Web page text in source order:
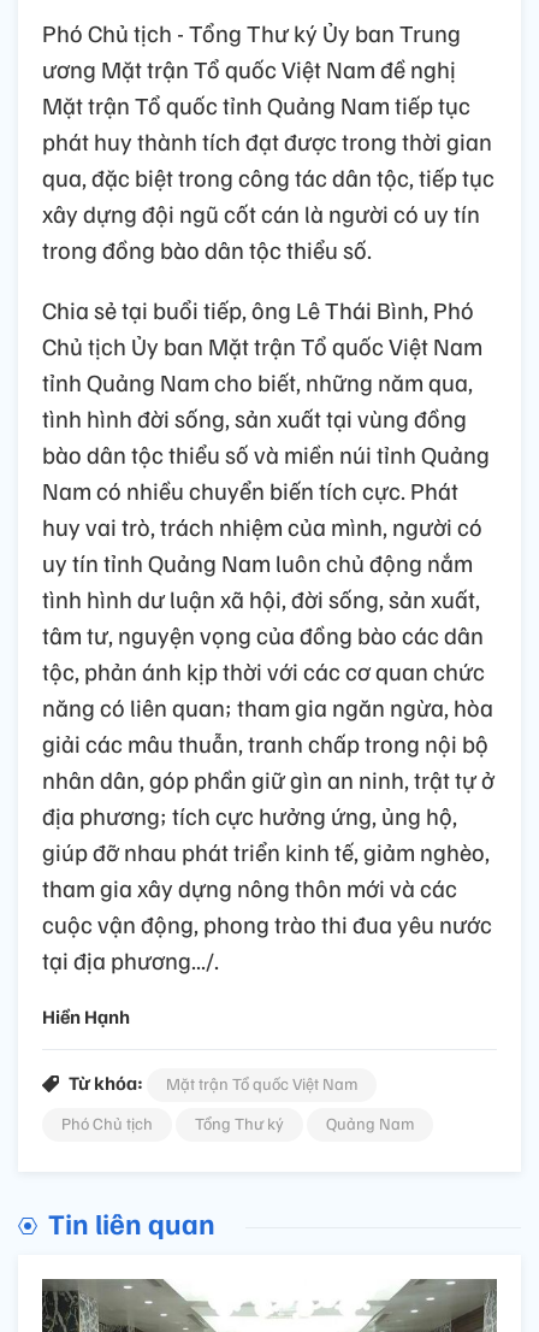
Phó Chủ tịch - Tổng Thư ký Ủy ban Trung
ương Mặt trận Tổ quốc Việt Nam đề nghị
Mặt trận Tổ quốc tỉnh Quảng Nam tiếp tục
phát huy thành tích đạt được trong thời gian
qua, đặc biệt trong công tác dân tộc, tiếp tục
xây dựng đội ngũ cốt cán là người có uy tín
trong đồng bào dân tộc thiểu số.
Chia sẻ tại buổi tiếp, ông Lê Thái Bình, Phó
Chủ tịch Ủy ban Mặt trận Tổ quốc Việt Nam
tỉnh Quảng Nam cho biết, những năm qua,
tình hình đời sống, sản xuất tại vùng đồng
bào dân tộc thiểu số và miền núi tỉnh Quảng
Nam có nhiều chuyển biến tích cực. Phát
huy vai trò, trách nhiệm của mình, người có
uy tín tỉnh Quảng Nam luôn chủ động nắm
tình hình dư luận xã hội, đời sống, sản xuất,
tâm tư, nguyện vọng của đồng bào các dân
tộc, phản ánh kịp thời với các cơ quan chức
năng có liên quan; tham gia ngăn ngừa, hòa
giải các mâu thuẫn, tranh chấp trong nội bộ
nhân dân, góp phần giữ gìn an ninh, trật tự ở
địa phương; tích cực hưởng ứng, ủng hộ,
giúp đỡ nhau phát triển kinh tế, giảm nghèo,
tham gia xây dựng nông thôn mới và các
cuộc vận động, phong trào thi đua yêu nước
tại địa phương.../.
Hiền Hạnh
Từ khóa:
Mặt trận Tổ quốc Việt Nam
Phó Chủ tịch
Tổng Thư ký Quảng Nam
Tin liên quan